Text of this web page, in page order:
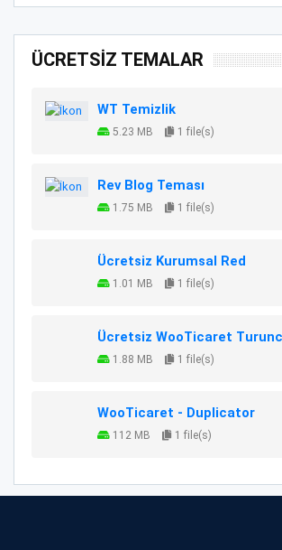
ÜCRETSİZ TEMALAR
WT Temizlik
5.23 MB 1 file(s)
Rev Blog Teması
1.75 MB 1 file(s)
Ücretsiz Kurumsal Red
1.01 MB 1 file(s)
Ücretsiz WooTicaret
1.88 MB 1 file(s)
WooTicaret - Duplicator
112 MB 1 file(s)